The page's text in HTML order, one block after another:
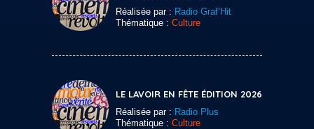
Réalisée par : Radio Graf’Hit
Thématique : Culture
LE LAVOIR EN FÊTE ÉDITION 2026
Réalisée par : Radio Plus
Thématique : Culture